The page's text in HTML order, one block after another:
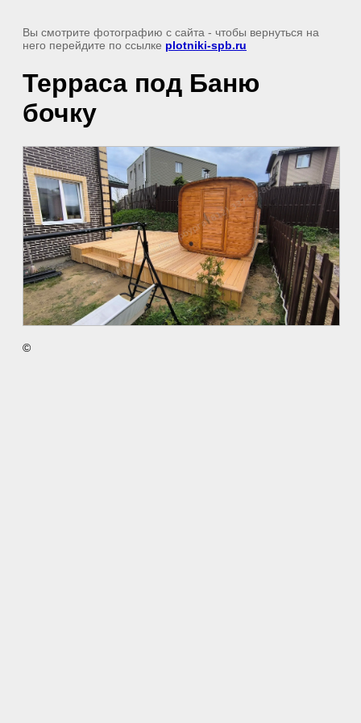
Вы смотрите фотографию с сайта - чтобы вернуться на
него перейдите по ссылке plotniki-spb.ru
Терраса под Баню
бочку
©